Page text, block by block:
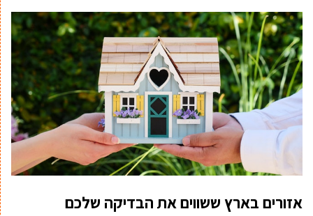
אזורים בארץ ששווים את הבדיקה שלכם